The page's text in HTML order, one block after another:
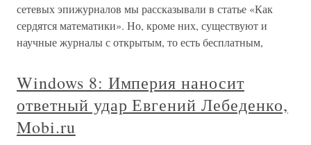
сетевых эпижурналов мы рассказывали в статье «Как
сердятся математики». Но, кроме них, существуют и
научные журналы с открытым, то есть бесплатным,
Windows 8: Империя наносит
ответный удар Евгений Лебеденко,
Mobi.ru